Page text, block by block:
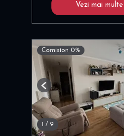
Vezi mai
Comision 0%
/ 9
Previous